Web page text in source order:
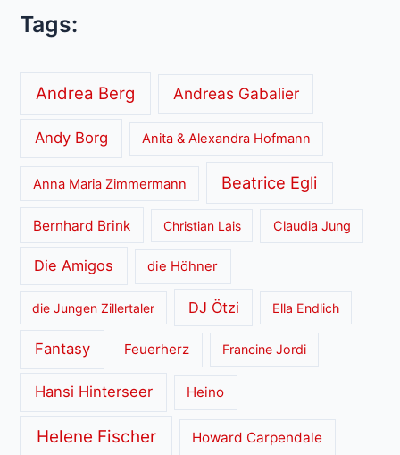
Tags:
Andrea Berg Andreas Gabalier
Andy Borg Anita & Alexandra Hofmann
Anna Maria Zimmermann Beatrice Egli
Bernhard Brink Christian Lais Claudia Jung
Die Amigos die Höhner
die Jungen Zillertaler DJ Ötzi Ella Endlich
Fantasy Feuerherz Francine Jordi
Hansi Hinterseer Heino
Helene Fischer Howard Carpendale